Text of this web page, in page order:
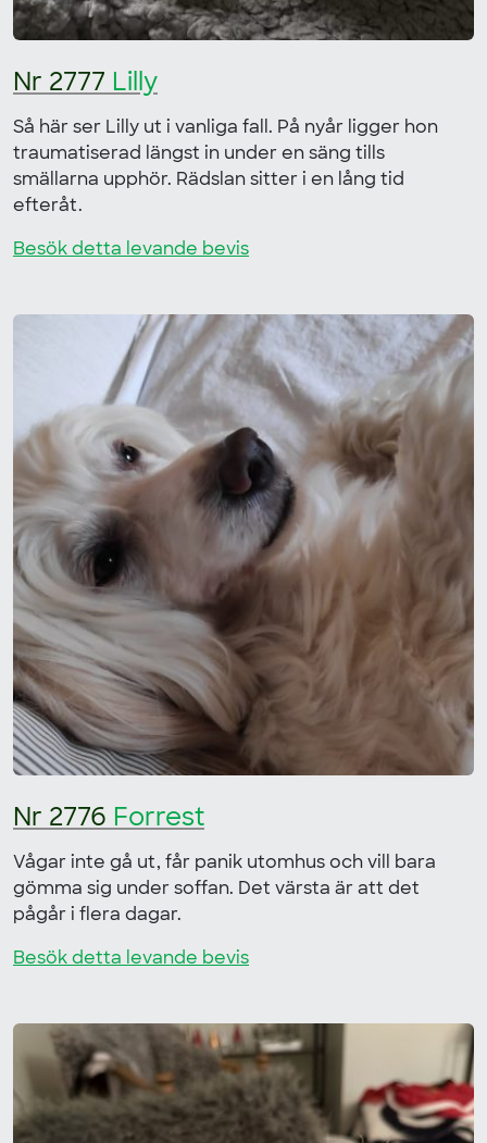
Nr 2777 Lilly
Så här ser Lilly ut i vanliga fall. På nyår ligger hon
traumatiserad längst in under en säng tills
smällarna upphör. Rädslan sitter i en lång tid
efteråt.
Besök detta levande bevis
Nr 2776 Forrest
Vågar inte gå ut, får panik utomhus och vill bara
gömma sig under soffan. Det värsta är att det
pågår i flera dagar.
Besök detta levande bevis